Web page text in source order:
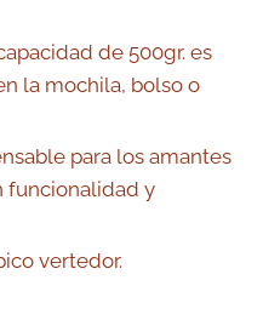
de 500gr. es
la mochila, bolso o
para los amantes
funcionalidad y
vertedor.